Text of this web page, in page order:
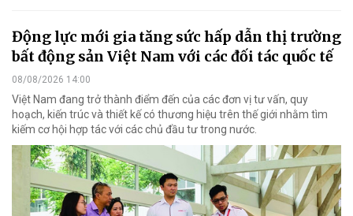
Động lực mới gia tăng sức hấp dẫn thị trường
bất động sản Việt Nam với các đối tác quốc tế
08/08/2026 14:00
Việt Nam đang trở thành điểm đến của các đơn vị tư vấn, quy
hoạch, kiến trúc và thiết kế có thương hiệu trên thế giới nhằm tìm
kiếm cơ hội hợp tác với các chủ đầu tư trong nước.